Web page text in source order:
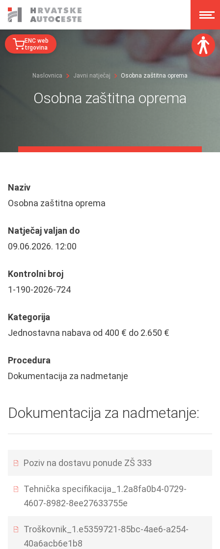
Veličina fonta:
ENC web
trgovina
Naslovnica Javni natječaj Osobna zaštitna oprema
Osobna zaštitna oprema
Naziv
Osobna zaštitna oprema
Natječaj valjan do
09.06.2026. 12:00
Kontrolni broj
1-190-2026-724
Kategorija
Jednostavna nabava od 400 € do 2.650 €
Procedura
Dokumentacija za nadmetanje
Dokumentacija za nadmetanje:
Poziv na dostavu ponude ZŠ 333
Tehnička specifikacija_1.2a8fa0b4-0729-
4607-8982-8ee27633755e
Troškovnik_1.e5359721-85bc-4ae6-a254-
40a6acb6e1b8